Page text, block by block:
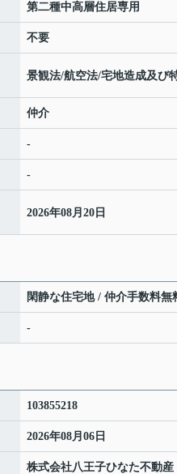
第二種中高層住居専用
不要
景観法/航空法/宅地造成及び
仲介
-
-
2026年08月20日
閑静な住宅地 / 仲介手数料
-
103855218
2026年08月06日
株式会社八王子ひなた不動産